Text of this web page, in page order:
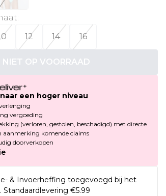
:
12 14 16
NIET OP VOORRAAD
een hoger niveau
vergoeding
(verloren, gestolen, beschadigd) met directe
aanmerking komende claims
doorverkopen
& Invoerheffing toegevoegd bij het
Standaardlevering €5.99